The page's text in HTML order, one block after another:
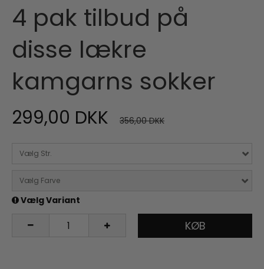
4 pak tilbud på
disse lækre
kamgarns sokker
299,00 DKK 356,00 DKK
Vælg Str.
Vælg Farve
Vælg Variant
KØB